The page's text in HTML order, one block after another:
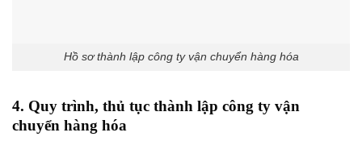
Hồ sơ thành lập công ty vận chuyển hàng hóa
4. Quy trình, thủ tục thành lập công ty vận
chuyển hàng hóa